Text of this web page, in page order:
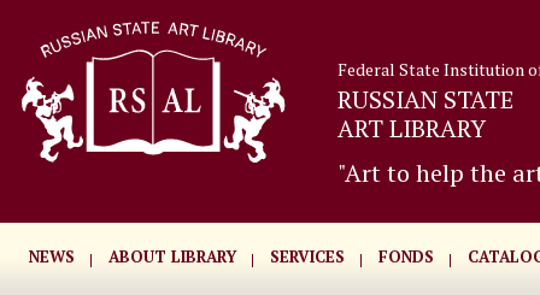
Federal State Institution
RUSSIAN STATE
ART LIBRARY
"Art to help the
NEWS ABOUT LIBRARY SERVICES FONDS